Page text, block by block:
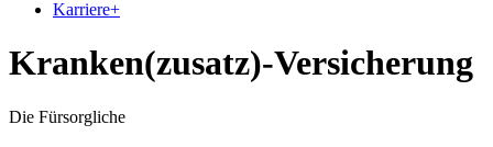
Karriere+
Kranken(zusatz)-Versicherung
Die Fürsorgliche